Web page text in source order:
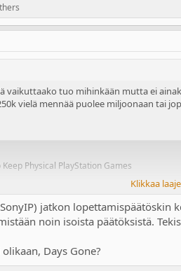
vaikuttaako tuo mihinkään mutta ei
vielä mennää puolee miljoonaan tai
Physical PlayStation Games
Klikkaa
jatkon
noin isoista päätöksistä.
Days Gone?